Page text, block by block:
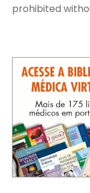
prohibited